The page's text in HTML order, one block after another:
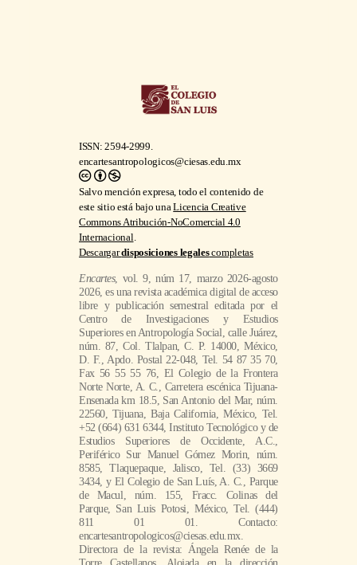
encartesantropologicos@ciesas.edu.mx
Salvo mención expresa, todo el contenido de
Commons Atribución-NoComercial 4.0
Internacional.
Descargar
Encartes
, vol. 9, núm 17, marzo 2026-agosto
2026, es una revista académica digital de acceso
libre y publicación semestral editada por el
Centro de Investigaciones y Estudios
Superiores en Antropología Social, calle Juárez,
D. F., Apdo. Postal 22-048, Tel. 54 87 35 70,
Fax 56 55 55 76, El Colegio de la Frontera
Norte Norte, A. C., Carretera escénica Tijuana-
Ensenada km 18.5, San Antonio del Mar, núm.
22560, Tijuana, Baja California, México, Tel.
+52 (664) 631 6344, Instituto Tecnológico y de
Estudios Superiores de Occidente, A.C.,
Periférico Sur Manuel Gómez Morin, núm.
8585, Tlaquepaque, Jalisco, Tel. (33) 3669
3434, y El Colegio de San Luís, A. C., Parque
de Macul, núm. 155, Fracc. Colinas del
Parque, San Luis Potosi, México, Tel. (444)
811 01 01. Contacto:
encartesantropologicos@ciesas.edu.mx.
Directora de la revista: Ángela Renée de la
Torre Castellanos. Alojada en la dirección
electrónica https://encartes.mx. Responsable de
la última actualización de este número: Arthur
Temporal Ventura. Fecha de última
modificación: 20 de marzo de 2026.